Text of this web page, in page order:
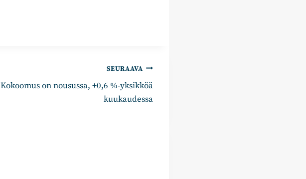
SEURAAVA
Kokoomus on nousussa, +0,6 %-yksikköä
kuukaudessa